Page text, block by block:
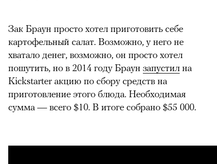
Зак Браун просто хотел приготовить себе
картофельный салат. Возможно, у него не
хватало денег, возможно, он просто хотел
пошутить, но в 2014 году Браун запустил на
Kickstarter акцию по сбору средств на
приготовление этого блюда. Необходимая
сумма — всего $10. В итоге собрано $55 000.